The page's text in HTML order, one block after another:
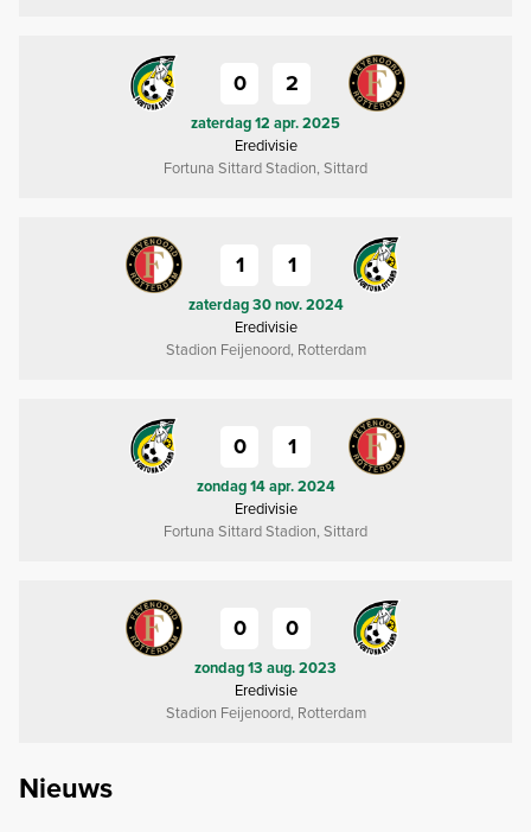
0 2
zaterdag 12 apr. 2025
Eredivisie
Fortuna Sittard Stadion, Sittard
1 1
zaterdag 30 nov. 2024
Eredivisie
Stadion Feijenoord, Rotterdam
0 1
zondag 14 apr. 2024
Eredivisie
Fortuna Sittard Stadion, Sittard
0 0
zondag 13 aug. 2023
Eredivisie
Stadion Feijenoord, Rotterdam
Nieuws